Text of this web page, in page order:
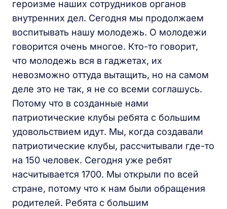
героизме наших сотрудников органов
внутренних дел. Сегодня мы продолжаем
воспитывать нашу молодежь. О молодежи
говорится очень многое. Кто-то говорит,
что молодежь вся в гаджетах, их
невозможно оттуда вытащить, но на самом
деле это не так, я не со всеми соглашусь.
Потому что в созданные нами
патриотические клубы ребята с большим
удовольствием идут. Мы, когда создавали
патриотические клубы, рассчитывали где-то
на 150 человек. Сегодня уже ребят
насчитывается 1700. Мы открыли по всей
стране, потому что к нам были обращения
родителей. Ребята с большим